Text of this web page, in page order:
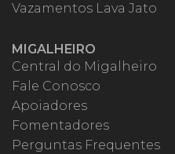
Vazamentos Lava Jato
MIGALHEIRO
Central do Migalheiro
Fale Conosco
Apoiadores
Fomentadores
Perguntas Frequentes